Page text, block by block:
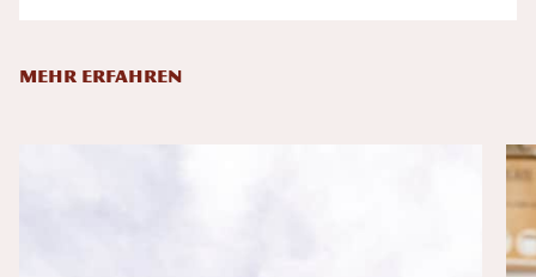
MEHR ERFAHREN